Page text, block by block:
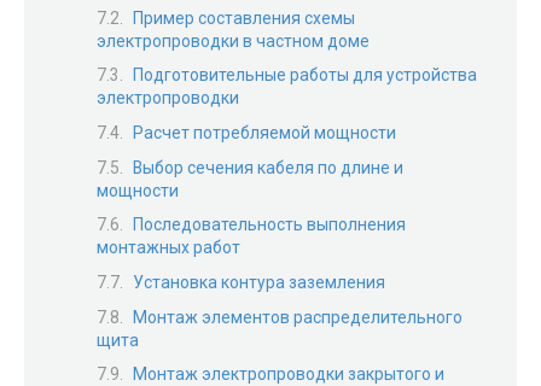
Пример составления схемы
электропроводки в частном доме
Подготовительные работы для устройства
электропроводки
Расчет потребляемой мощности
Выбор сечения кабеля по длине и
мощности
Последовательность выполнения
монтажных работ
Установка контура заземления
Монтаж элементов распределительного
щита
Монтаж электропроводки закрытого и